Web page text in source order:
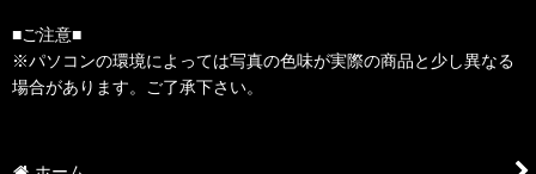
■ご注意■
※パソコンの環境によっては写真の色味が実際の商品と少し異なる
場合があります。ご了承下さい。